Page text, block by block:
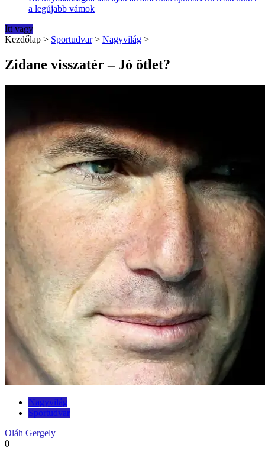
a legújabb vámok
Itt vagy
Kezdőlap > Sportudvar > Nagyvilág >
Zidane visszatér – Jó ötlet?
Nagyvilág
Sportudvar
Oláh Gergely
0